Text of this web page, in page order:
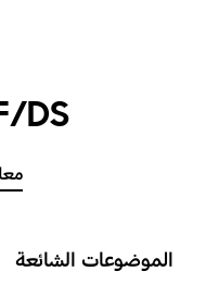
DS
الموضوعات الشائعة